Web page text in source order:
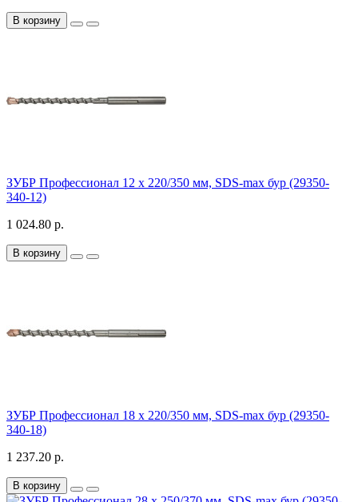
В корзину
ЗУБР Профессионал 12 x 220/350 мм, SDS-max бур (29350-
340-12)
1 024.80 р.
В корзину
ЗУБР Профессионал 18 x 220/350 мм, SDS-max бур (29350-
340-18)
1 237.20 р.
В корзину